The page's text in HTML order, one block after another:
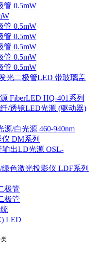
管 0.5mW
管 0.5mW
管 0.5mW
管 0.5mW
管 0.5mW
管 0.5mW
光二极管LED 带玻璃盖
FiberLED HQ-401系列
/透镜LED光源 (驱动器)
/白光源 460-940nm
DM系列
输出LD光源 OSL-
色激光投影仪 LDF系列
极管
极管
LED